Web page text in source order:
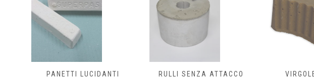
PANETTI LUCIDANTI RULLI SENZA ATTACCO